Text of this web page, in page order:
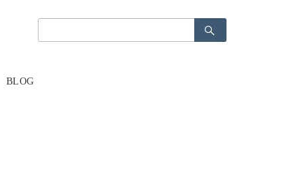
索：
索：
BLOG